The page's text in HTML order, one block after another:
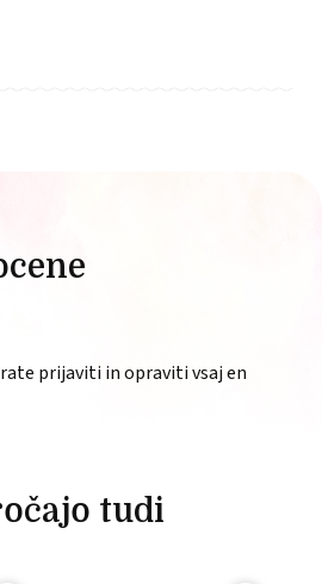
prijaviti in opraviti vsaj en
tudi